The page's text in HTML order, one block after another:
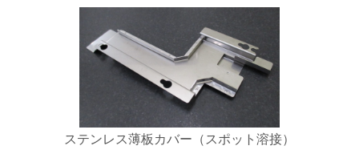
ステンレス薄板カバー（スポット溶接）